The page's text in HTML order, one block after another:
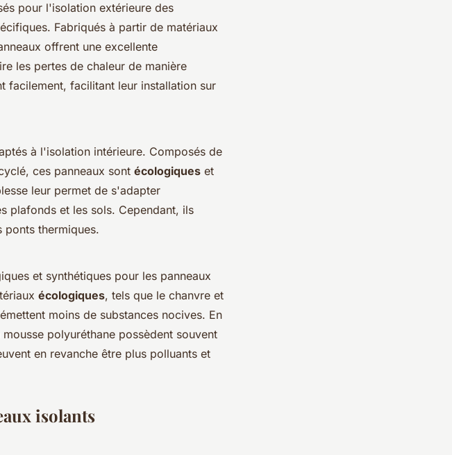
pour l'isolation extérieure des
Fabriqués à partir de matériaux
offrent une excellente
les pertes de chaleur de manière
facilement, facilitant leur installation sur
à l'isolation intérieure. Composés de
ces panneaux sont écologiques et
leur permet de s'adapter
plafonds et les sols. Cependant, ils
ponts thermiques.
et synthétiques pour les panneaux
écologiques, tels que le chanvre et
moins de substances nocives. En
polyuréthane possèdent souvent
en revanche être plus polluants et
isolants